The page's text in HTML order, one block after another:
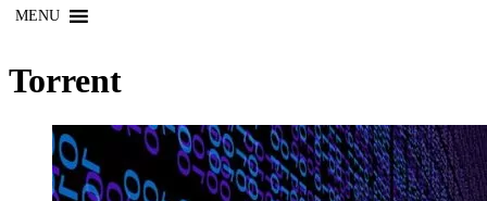
MENU
Torrent